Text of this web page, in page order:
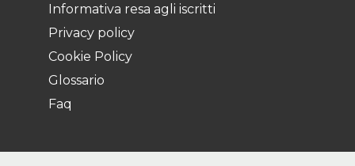
Informativa resa agli iscritti
Privacy policy
Cookie Policy
Glossario
Faq